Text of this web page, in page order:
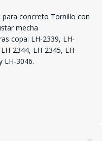
concreto Tornillo con
mecha
copa: LH-2339, LH-
2344, LH-2345, LH-
LH-3046.